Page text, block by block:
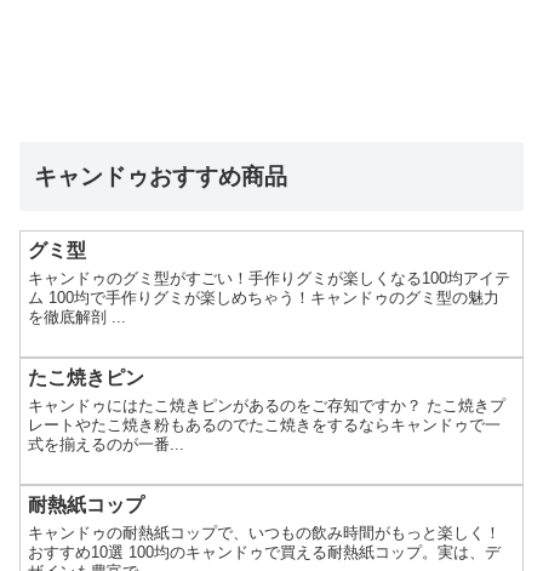
キャンドゥおすすめ商品
グミ型
キャンドゥのグミ型がすごい！手作りグミが楽しくなる100均アイテ
ム 100均で手作りグミが楽しめちゃう！キャンドゥのグミ型の魅力
を徹底解剖 ...
たこ焼きピン
キャンドゥにはたこ焼きピンがあるのをご存知ですか？ たこ焼きプ
レートやたこ焼き粉もあるのでたこ焼きをするならキャンドゥで一
式を揃えるのが一番...
耐熱紙コップ
キャンドゥの耐熱紙コップで、いつもの飲み時間がもっと楽しく！
おすすめ10選 100均のキャンドゥで買える耐熱紙コップ。実は、デ